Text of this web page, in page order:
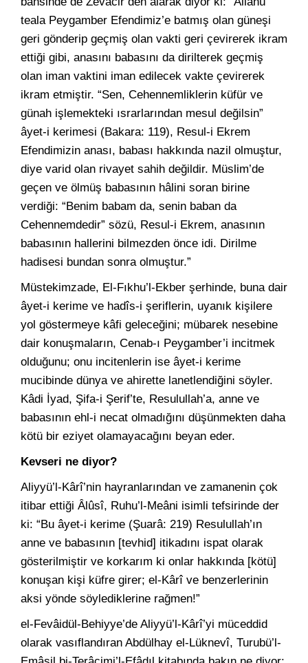
teala Peygamber Efendimiz’e batmış olan güneşi
geri gönderip geçmiş olan vakti geri çevirerek ikram
ettiği gibi, anasını babasını da dirilterek geçmiş
olan iman vaktini iman edilecek vakte çevirerek
ikram etmiştir. “Sen, Cehennemliklerin küfür ve
günah işlemekteki ısrarlarından mesul değilsin”
âyet-i kerimesi (Bakara: 119), Resul-i Ekrem
Efendimizin anası, babası hakkında nazil olmuştur,
diye varid olan rivayet sahih değildir. Müslim’de
geçen ve ölmüş babasının hâlini soran birine
verdiği: “Benim babam da, senin baban da
Cehennemdedir” sözü, Resul-i Ekrem, anasının
babasının hallerini bilmezden önce idi. Dirilme
hadisesi bundan sonra olmuştur.”
Müstekimzade, El-Fıkhu’l-Ekber şerhinde, buna dair
âyet-i kerime ve hadîs-i şeriflerin, uyanık kişilere
yol göstermeye kâfi geleceğini; mübarek nesebine
dair konuşmaların, Cenab-ı Peygamber’i incitmek
olduğunu; onu incitenlerin ise âyet-i kerime
mucibinde dünya ve ahirette lanetlendiğini söyler.
Kâdi İyad, Şifa-i Şerif’te, Resulullah’a, anne ve
babasının ehl-i necat olmadığını düşünmekten daha
kötü bir eziyet olamayacağını beyan eder.
Kevseri ne diyor?
Aliyyü’l-Kârî’nin hayranlarından ve zamanenin çok
itibar ettiği Âlûsî, Ruhu’l-Meâni isimli tefsirinde der
ki: “Bu âyet-i kerime (Şuarâ: 219) Resulullah’ın
anne ve babasının [tevhid] itikadını ispat olarak
gösterilmiştir ve korkarım ki onlar hakkında [kötü]
konuşan kişi küfre girer; el-Kârî ve benzerlerinin
aksi yönde söylediklerine rağmen!”
el-Fevâidül-Behiyye’de Aliyyü’l-Kârî’yi müceddid
olarak vasıflandıran Abdülhay el-Lüknevî, Turubü’l-